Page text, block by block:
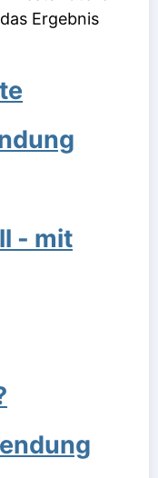
Ergebnis
- mit